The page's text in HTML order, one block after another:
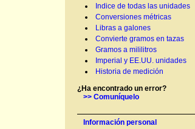
Indice de todas las unidades
Conversiones métricas
Libras a galones
Convierte gramos en tazas
Gramos a mililitros
Imperial y EE.UU. unidades
Historia de medición
¿Ha encontrado un error?
>> Comuníquelo
Información personal